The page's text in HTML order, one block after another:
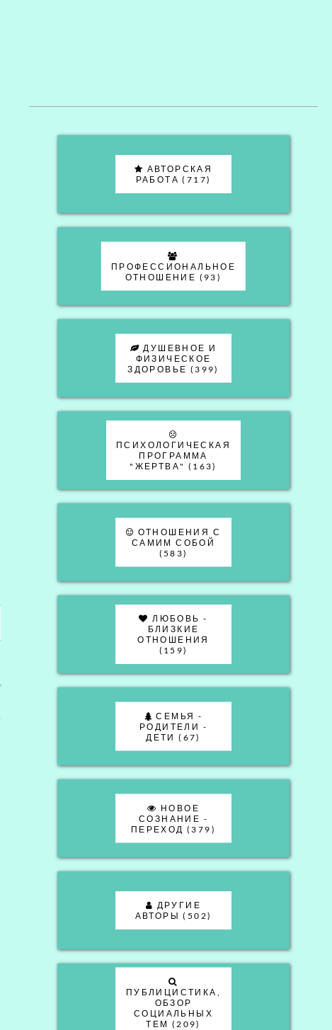
АВТОРСКАЯ
РАБОТА (717)
ПРОФЕССИОНАЛЬНОЕ
ОТНОШЕНИЕ (93)
ДУШЕВНОЕ И
ФИЗИЧЕСКОЕ
ЗДОРОВЬЕ (399)
ПСИХОЛОГИЧЕСКАЯ
ПРОГРАММА
"ЖЕРТВА" (163)
ОТНОШЕНИЯ С
САМИМ СОБОЙ
(583)
ЛЮБОВЬ -
БЛИЗКИЕ
ОТНОШЕНИЯ
(159)
СЕМЬЯ -
РОДИТЕЛИ -
ДЕТИ (67)
НОВОЕ
СОЗНАНИЕ -
ПЕРЕХОД (379)
ДРУГИЕ
АВТОРЫ (502)
ПУБЛИЦИСТИКА,
ОБЗОР
СОЦИАЛЬНЫХ
ТЕМ (209)